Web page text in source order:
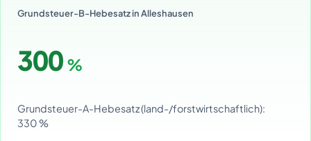
Grundsteuer-B-Hebesatz in Alleshausen
300 %
Grundsteuer-A-Hebesatz (land-/forstwirtschaftlich):
330 %